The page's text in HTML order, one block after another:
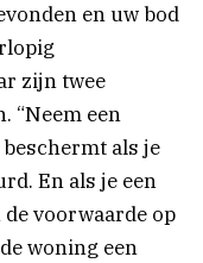
en uw bod
zijn twee
“Neem een
beschermt als je
En als je een
voorwaarde op
woning een